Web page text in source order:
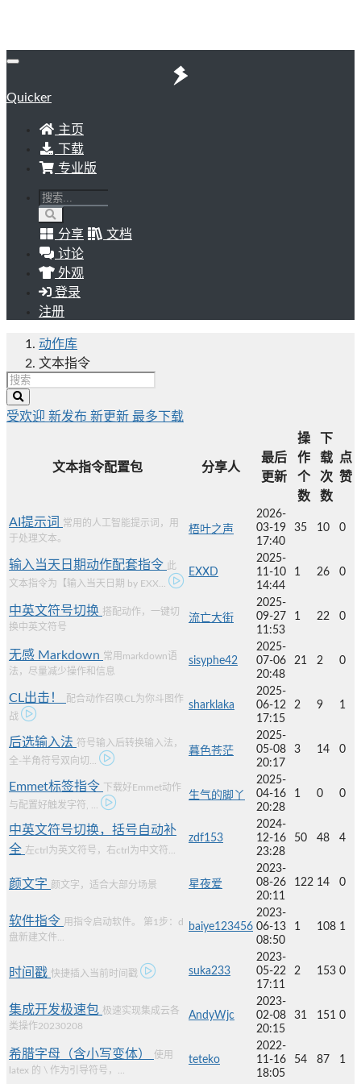
Quicker
主页
下载
专业版
分享
文档
讨论
外观
登录
注册
动作库
文本指令
受欢迎 新发布 新更新 最多下载
文本指令配置包 分享人
最后
更新
操
作
个
数
下
载
次
数
点
赞
AI提示词
常用的人工智能提示词，用
于处理文本。
梧叶之声
2026-
03-19
17:40
35 10 0
输入当天日期动作配套指令
此
文本指令为【输入当天日期 by EXX...
EXXD
2025-
11-10
14:44
1 26 0
中英文符号切换 搭配动作，一键切
换中英文符号
流亡大街
2025-
09-27
11:53
1 22 0
无感 Markdown 常用markdown语
法，尽量减少操作和信息
sisyphe42
2025-
07-06
20:48
21 2 0
CL出击！
配合动作召唤CL为你斗图作
战
sharklaka
2025-
06-12
17:15
2 9 1
后选输入法 符号输入后转换输入法，
全-半角符号双向切...
暮色苍茫
2025-
05-08
20:17
3 14 0
Emmet标签指令
下载好Emmet动作
与配置好触发字符, ...
生气的脚丫
2025-
04-16
20:28
1 0 0
中英文符号切换，括号自动补
全 左ctrl为英文符号，右ctrl为中文符...
zdf153
2024-
12-16
23:28
50 48 4
颜文字 颜文字，适合大部分场景 星夜爱
2023-
08-26
20:11
122 14 0
软件指令 用指令启动软件。 第1步：d
盘新建文件...
baiye123456
2023-
06-13
08:50
1 108 1
时间戳 快捷插入当前时间戳 suka233
2023-
05-22
17:11
2 153 0
集成开发极速包 极速实现集成云各
类操作20230208
AndyWjc
2023-
02-08
20:15
31 151 0
希腊字母（含小写变体）
使用
latex 的 \ 作为引导符号，...
teteko
2022-
11-16
18:05
54 87 1